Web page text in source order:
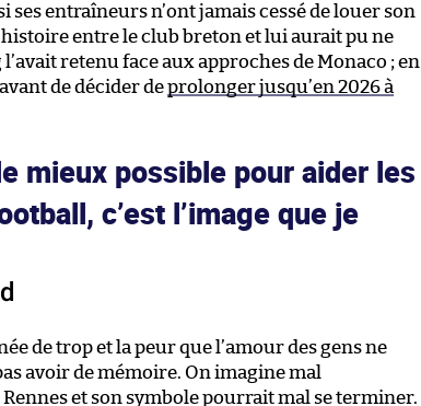
ses entraîneurs n’ont jamais cessé de louer son
entre le club breton et lui aurait pu ne
retenu face aux approches de Monaco ; en
de décider deprolonger jusqu’en 2026 à
mieux possible pour aider les
c’est l’image que je
de trop et la peur que l’amour des gens ne
avoir de mémoire. On imagine mal
et son symbole pourrait mal se terminer.